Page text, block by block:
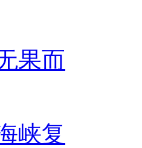
果而
峡复